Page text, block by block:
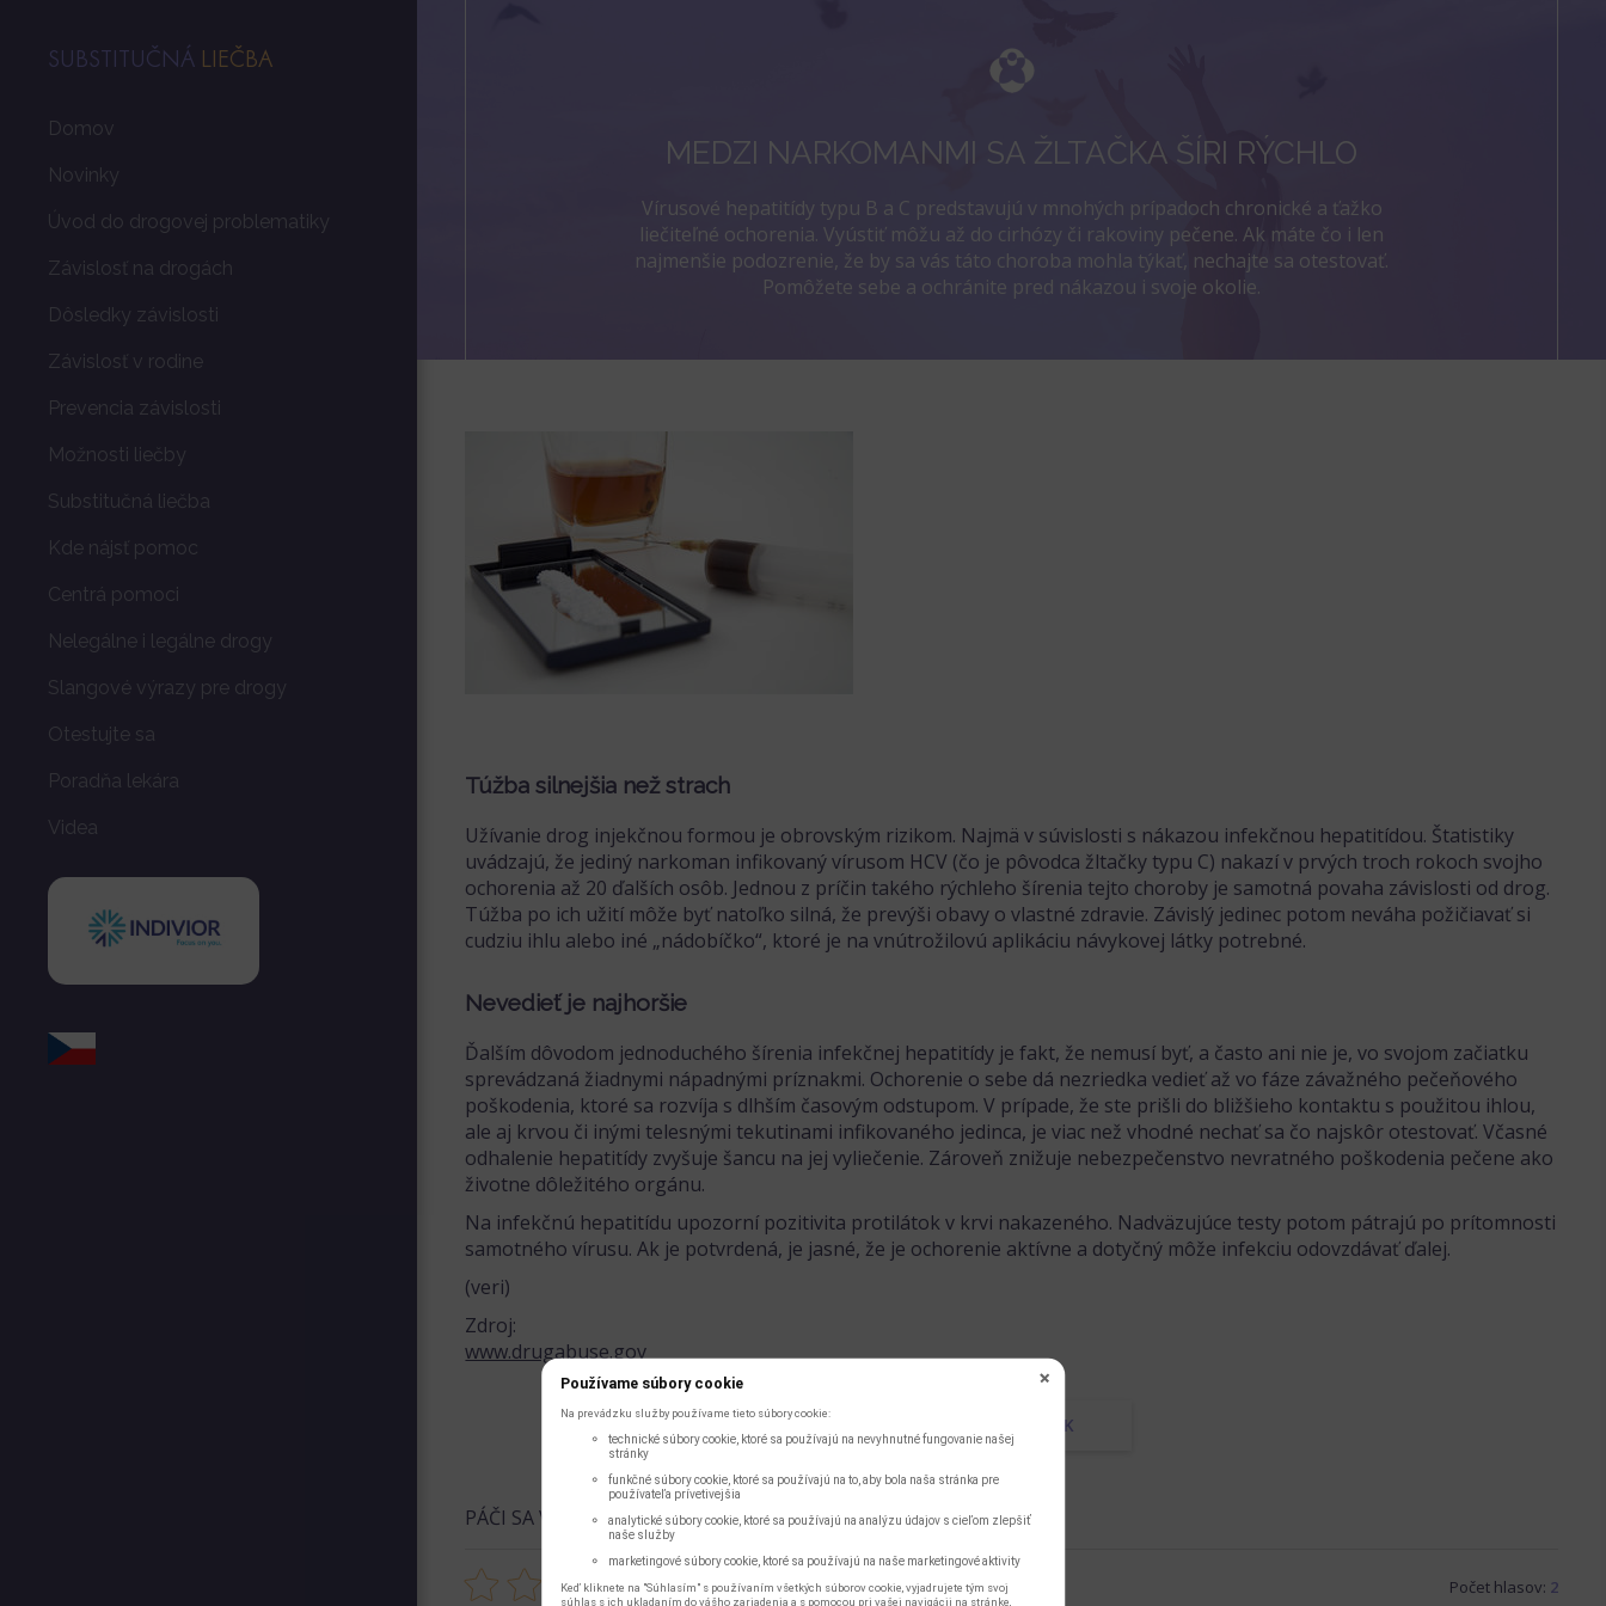
SUBSTITUČNÁ LIEČBA
Domov
Novinky
Úvod do drogovej problematiky
Závislosť na drogách
Dôsledky závislosti
Závislosť v rodine
Prevencia závislosti
Možnosti liečby
Substitučná liečba
Kde nájsť pomoc
Centrá pomoci
Nelegálne i legálne drogy
Slangové výrazy pre drogy
Otestujte sa
Poradňa lekára
Videa
MEDZI NARKOMANMI SA ŽLTAČKA ŠÍRI RÝCHLO
Vírusové hepatitídy typu B a C predstavujú v mnohých prípadoch chronické a ťažko
liečiteľné ochorenia. Vyústiť môžu až do cirhózy či rakoviny pečene. Ak máte čo i len
najmenšie podozrenie, že by sa vás táto choroba mohla týkať, nechajte sa otestovať.
Pomôžete sebe a ochránite pred nákazou i svoje okolie.
Túžba silnejšia než strach
Užívanie drog injekčnou formou je obrovským rizikom. Najmä v súvislosti s nákazou infekčnou hepatitídou. Štatistiky
uvádzajú, že jediný narkoman infikovaný vírusom HCV (čo je pôvodca žltačky typu C) nakazí v prvých troch rokoch svojho
ochorenia až 20 ďalších osôb. Jednou z príčin takého rýchleho šírenia tejto choroby je samotná povaha závislosti od drog.
Túžba po ich užití môže byť natoľko silná, že prevýši obavy o vlastné zdravie. Závislý jedinec potom neváha požičiavať si
cudziu ihlu alebo iné „nádobíčko“, ktoré je na vnútrožilovú aplikáciu návykovej látky potrebné.
Nevedieť je najhoršie
Ďalším dôvodom jednoduchého šírenia infekčnej hepatitídy je fakt, že nemusí byť, a často ani nie je, vo svojom začiatku
sprevádzaná žiadnymi nápadnými príznakmi. Ochorenie o sebe dá nezriedka vedieť až vo fáze závažného pečeňového
poškodenia, ktoré sa rozvíja s dlhším časovým odstupom. V prípade, že ste prišli do bližšieho kontaktu s použitou ihlou,
ale aj krvou či inými telesnými tekutinami infikovaného jedinca, je viac než vhodné nechať sa čo najskôr otestovať. Včasné
odhalenie hepatitídy zvyšuje šancu na jej vyliečenie. Zároveň znižuje nebezpečenstvo nevratného poškodenia pečene ako
životne dôležitého orgánu.
Na infekčnú hepatitídu upozorní pozitivita protilátok v krvi nakazeného. Nadväzujúce testy potom pátrajú po prítomnosti
samotného vírusu. Ak je potvrdená, je jasné, že je ochorenie aktívne a dotyčný môže infekciu odovzdávať ďalej.
(veri)
Zdroj:
www.drugabuse.gov
DALŠÍ ČLÁNEK
PÁČI SA VÁM TENTO ČLÁNOK?
Počet hlasov: 2
Používame súbory cookie
Na prevádzku služby používame tieto súbory cookie:
technické súbory cookie, ktoré sa používajú na nevyhnutné fungovanie našej
stránky
funkčné súbory cookie, ktoré sa používajú na to, aby bola naša stránka pre
používateľa prívetivejšia
analytické súbory cookie, ktoré sa používajú na analýzu údajov s cieľom zlepšiť
naše služby
marketingové súbory cookie, ktoré sa používajú na naše marketingové aktivity
Keď kliknete na "Súhlasím" s používaním všetkých súborov cookie, vyjadrujete tým svoj
súhlas s ich ukladaním do vášho zariadenia a s pomocou pri vašej navigácii na stránke,